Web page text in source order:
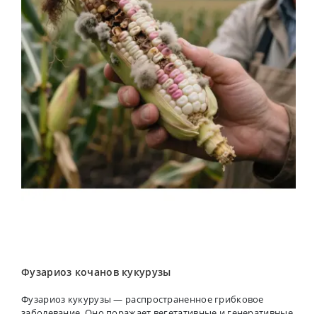
Фузариоз кочанов кукурузы
Фузариоз кукурузы — распространенное грибковое